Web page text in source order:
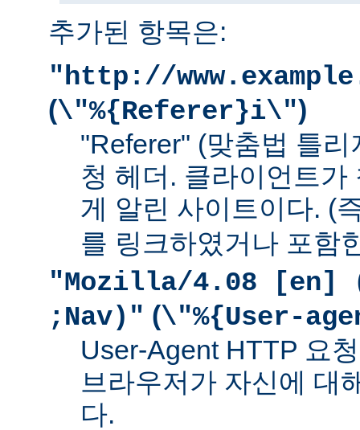
추가된 항목은:
"http://
(\"%{Referer}i\")
"Referer" (맞춤법 틀
청 헤더. 클라이언트가
게 알린 사이트이다. (
를 링크하였거나 포함
"Mozilla/4.08 [en]
;Nav)" (\"%{User-
User-Agent HTTP 요
브라우저가 자신에 대
다.